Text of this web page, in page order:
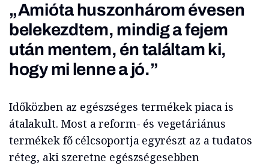
„Amióta huszonhárom évesen
belekezdtem, mindig a fejem
után mentem, én találtam ki,
hogy mi lenne a jó.”
Időközben az egészséges termékek piaca is
átalakult. Most a reform- és vegetáriánus
termékek fő célcsoportja egyrészt az a tudatos
réteg, aki szeretne egészségesebben